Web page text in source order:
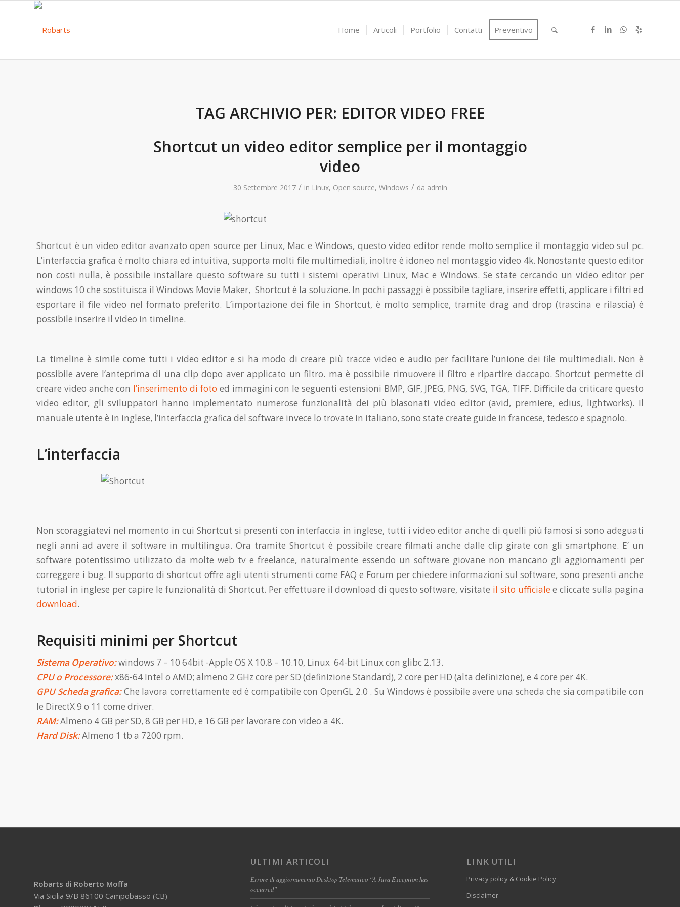
Home Articoli Portfolio Contatti Preventivo
TAG ARCHIVIO PER: EDITOR VIDEO FREE
Shortcut un video editor semplice per il montaggio
video
30 Settembre 2017 / in Linux, Open source, Windows / da admin
Shortcut è un video editor avanzato open source per Linux, Mac e Windows, questo video editor rende molto semplice il montaggio video sul pc.
L’interfaccia grafica è molto chiara ed intuitiva, supporta molti file multimediali, inoltre è idoneo nel montaggio video 4k. Nonostante questo editor
non costi nulla, è possibile installare questo software su tutti i sistemi operativi Linux, Mac e Windows. Se state cercando un video editor per
windows 10 che sostituisca il Windows Movie Maker, Shortcut è la soluzione. In pochi passaggi è possibile tagliare, inserire effetti, applicare i filtri ed
esportare il file video nel formato preferito. L’importazione dei file in Shortcut, è molto semplice, tramite drag and drop (trascina e rilascia) è
possibile inserire il video in timeline.
La timeline è simile come tutti i video editor e si ha modo di creare più tracce video e audio per facilitare l’unione dei file multimediali. Non è
possibile avere l’anteprima di una clip dopo aver applicato un filtro. ma è possibile rimuovere il filtro e ripartire daccapo. Shortcut permette di
creare video anche con l’inserimento di foto ed immagini con le seguenti estensioni BMP, GIF, JPEG, PNG, SVG, TGA, TIFF. Difficile da criticare questo
video editor, gli sviluppatori hanno implementato numerose funzionalità dei più blasonati video editor (avid, premiere, edius, lightworks). Il
manuale utente è in inglese, l’interfaccia grafica del software invece lo trovate in italiano, sono state create guide in francese, tedesco e spagnolo.
L’interfaccia
Non scoraggiatevi nel momento in cui Shortcut si presenti con interfaccia in inglese, tutti i video editor anche di quelli più famosi si sono adeguati
negli anni ad avere il software in multilingua. Ora tramite Shortcut è possibile creare filmati anche dalle clip girate con gli smartphone. E’ un
software potentissimo utilizzato da molte web tv e freelance, naturalmente essendo un software giovane non mancano gli aggiornamenti per
correggere i bug. Il supporto di shortcut offre agli utenti strumenti come FAQ e Forum per chiedere informazioni sul software, sono presenti anche
tutorial in inglese per capire le funzionalità di Shortcut. Per effettuare il download di questo software, visitate il sito ufficialee cliccate sulla pagina
download.
Requisiti minimi per Shortcut
Sistema Operativo:windows 7 – 10 64bit -Apple OS X 10.8 – 10.10, Linux 64-bit Linux con glibc 2.13.
CPU o Processore:x86-64 Intel o AMD; almeno 2 GHz core per SD (definizione Standard), 2 core per HD (alta definizione), e 4 core per 4K.
GPU Scheda grafica:Che lavora correttamente ed è compatibile con OpenGL 2.0 . Su Windows è possibile avere una scheda che sia compatibile con
le DirectX 9 o 11 come driver.
RAM:Almeno 4 GB per SD, 8 GB per HD, e 16 GB per lavorare con video a 4K.
Hard Disk:Almeno 1 tb a 7200 rpm.
Robarts di Roberto Moffa
Via Sicilia 9/B 86100 Campobasso (CB)
ULTIMI ARTICOLI
Errore di aggiornamento Desktop Telematico “A Java Exception has
occurred”
LINK UTILI
Privacy policy & Cookie Policy
Disclaimer